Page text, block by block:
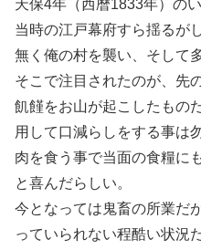
天保4年（西暦1833年）の
当時の江戸幕府すら揺るが
無く俺の村を襲い、そして
そこで注目されたのが、先
飢饉をお山が起こしたもの
用して口減らしをする事は
肉を食う事で当面の食糧に
と喜んだらしい。
今となっては鬼畜の所業だ
っていられない程酷い状況